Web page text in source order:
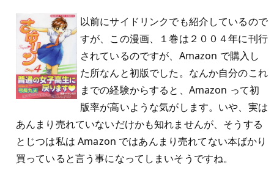
以前にサイドリンクでも紹介しているので
すが、この漫画、１巻は２００４年に刊行
されているのですが、Amazon で購入し
た所なんと初版でした。なんか自分のこれ
までの経験からすると、Amazon って初
版率が高いような気がします。いや、実は
あんまり売れていないだけかも知れませんが、そうする
とじつは私は Amazon ではあんまり売れてない本ばかり
買っていると言う事になってしまいそうですね。